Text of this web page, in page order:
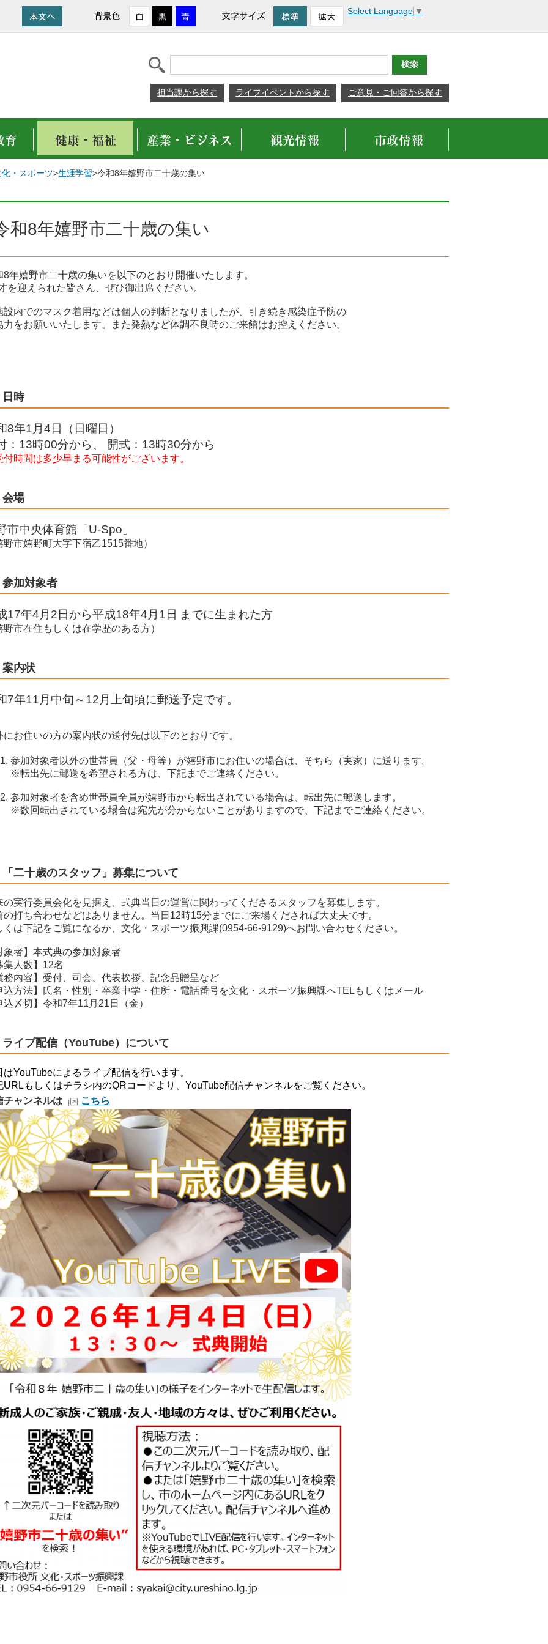
Select Language ▼
担当課から探す ライフイベントから探す ご意見・ご回答から探す
・スポーツ>生涯学習>令和8年嬉野市二十歳の集い
和8年嬉野市二十歳の集い
8年嬉野市二十歳の集いを以下のとおり開催いたします。
を迎えられた皆さん、ぜひ御出席ください。
内でのマスク着用などは個人の判断となりましたが、引き続き感染症予防の
力をお願いいたします。また発熱など体調不良時のご来館はお控えください。
日時
8年1月4日（日曜日）
：13時00分から、 開式：13時30分から
時間は多少早まる可能性がございます。
会場
市中央体育館「U-Spo」
野市嬉野町大字下宿乙1515番地）
参加対象者
17年4月2日から平成18年4月1日 までに生まれた方
野市在住もしくは在学歴のある方）
案内状
7年11月中旬～12月上旬頃に郵送予定です。
にお住いの方の案内状の送付先は以下のとおりです。
参加対象者以外の世帯員（父・母等）が嬉野市にお住いの場合は、そちら（実家）に送ります。
※転出先に郵送を希望される方は、下記までご連絡ください。
参加対象者を含め世帯員全員が嬉野市から転出されている場合は、転出先に郵送します。
※数回転出されている場合は宛先が分からないことがありますので、下記までご連絡ください。
「二十歳のスタッフ」募集について
の実行委員会化を見据え、式典当日の運営に関わってくださるスタッフを募集します。
の打ち合わせなどはありません。当日12時15分までにご来場くだされば大丈夫です。
くは下記をご覧になるか、文化・スポーツ振興課(0954-66-9129)へお問い合わせください。
象者】本式典の参加対象者
集人数】12名
務内容】受付、司会、代表挨拶、記念品贈呈など
込方法】氏名・性別・卒業中学・住所・電話番号を文化・スポーツ振興課へTELもしくはメール
込〆切】令和7年11月21日（金）
ライブ配信（YouTube）について
はYouTubeによるライブ配信を行います。
URLもしくはチラシ内のQRコードより、YouTube配信チャンネルをご覧ください。
チャンネルは
こちら